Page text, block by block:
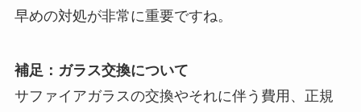
早めの対処が非常に重要ですね。
補足：ガラス交換について
サファイアガラスの交換やそれに伴う費用、正規